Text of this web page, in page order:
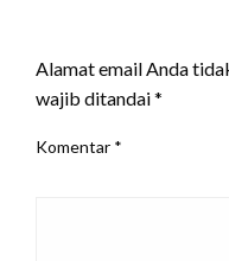
Alamat email Anda
wajib ditandai*
Komentar *